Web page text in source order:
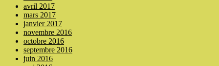
avril 2017
mars 2017
janvier 2017
novembre 2016
octobre 2016
septembre 2016
juin 2016